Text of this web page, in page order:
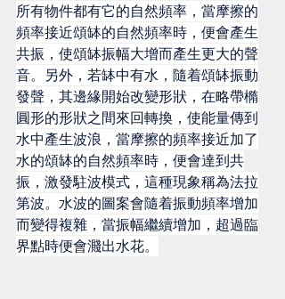
所有物件都有它的自然頻率，當摩擦的
頻率接近頌缽的自然頻率時，便會產生
共振，使頌缽振幅大增而產生更大的聲
音。另外，若缽中有水，隨着頌缽振動
發聲，其邊緣開始改變形狀，在略帶橢
圓形的形狀之間來回轉換，使能量傳到
水中產生波浪，當摩擦的頻率接近加了
水的頌缽的自然頻率時，便會達到共
振，激發駐波模式，這種現象稱為法拉
第波。水波的圖案會隨着振動頻率增加
而變得複雜，當振幅繼續增加，超過臨
界點時便會濺出水花。